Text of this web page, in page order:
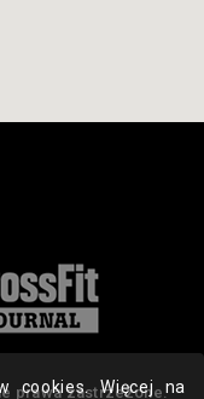
prawa zastrzeżone.
cookies. Więcej na